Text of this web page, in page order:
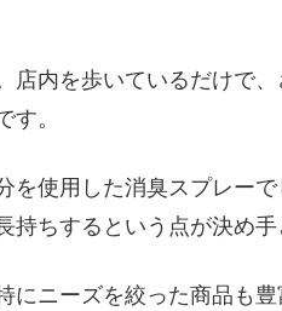
店内を歩いているだけで
す。
使用した消臭スプレー
ちするという点が決め手
にニーズを絞った商品も